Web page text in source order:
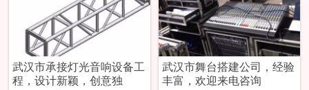
武汉市承接灯光音响设备工
程，设计新颖，创意独
武汉市舞台搭建公司，经验
丰富，欢迎来电咨询